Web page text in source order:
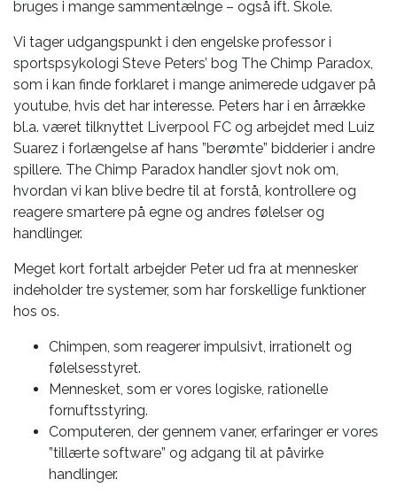
bruges i mange sammentælnge – også ift. Skole.
Vi tager udgangspunkt i den engelske professor i
sportspsykologi Steve Peters’ bog The Chimp Paradox,
som i kan finde forklaret i mange animerede udgaver på
youtube, hvis det har interesse. Peters har i en årrække
bl.a. været tilknyttet Liverpool FC og arbejdet med Luiz
Suarez i forlængelse af hans ”berømte” bidderier i andre
spillere. The Chimp Paradox handler sjovt nok om,
hvordan vi kan blive bedre til at forstå, kontrollere og
reagere smartere på egne og andres følelser og
handlinger.
Meget kort fortalt arbejder Peter ud fra at mennesker
indeholder tre systemer, som har forskellige funktioner
hos os.
Chimpen, som reagerer impulsivt, irrationelt og
følelsesstyret.
Mennesket, som er vores logiske, rationelle
fornuftsstyring.
Computeren, der gennem vaner, erfaringer er vores
”tillærte software” og adgang til at påvirke
handlinger.